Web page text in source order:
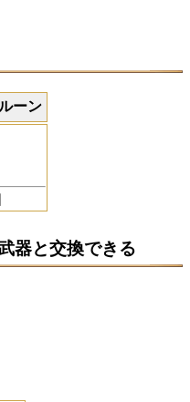
ーン
器と交換できる